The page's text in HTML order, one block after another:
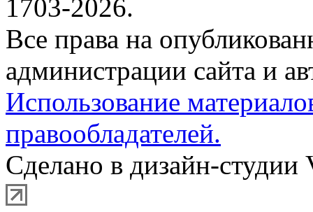
1703-2026.
Все права на
администрации сайта и
Использование
правообладателей.
Сделано в дизайн-студии